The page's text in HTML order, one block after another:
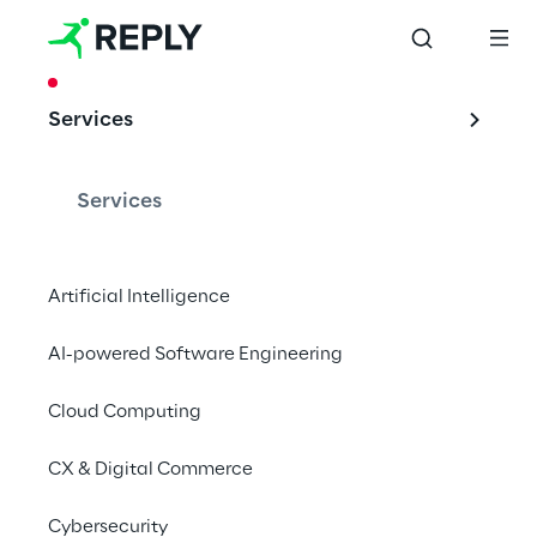
Services
Services
Artificial Intelligence
AI-powered Software Engineering
Cloud Computing
CX & Digital Commerce
Cybersecurity
Oracle Marketing
Cloud-
bei Gardner Denver
Riverland Reply
voranzutreiben, die Lead-Generierung zu
verwalten und Berichte zu erstellen und